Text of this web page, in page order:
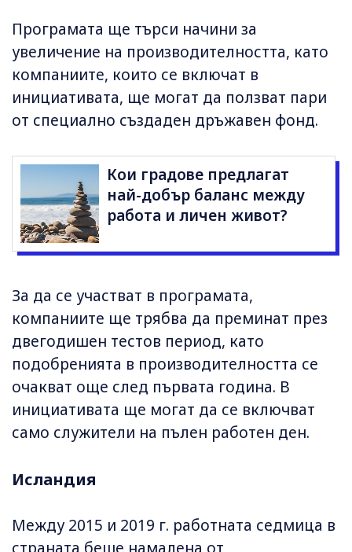
Програмата ще търси начини за
увеличение на производителността, като
компаниите, които се включат в
инициативата, ще могат да ползват пари
от специално създаден дръжавен фонд.
Кои градове предлагат
най-добър баланс между
работа и личен живот?
За да се участват в програмата,
компаниите ще трябва да преминат през
двегодишен тестов период, като
подобренията в производителността се
очакват още след първата година. В
инициативата ще могат да се включват
само служители на пълен работен ден.
Исландия
Между 2015 и 2019 г. работната седмица в